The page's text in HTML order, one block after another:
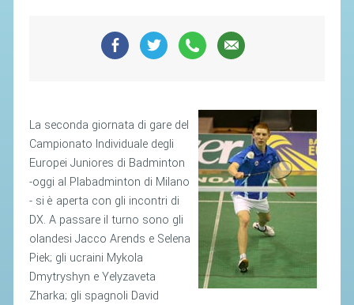
La seconda giornata di gare del
Campionato Individuale degli
Europei Juniores di Badminton
-oggi al Plabadminton di Milano
- si è aperta con gli incontri di
DX. A passare il turno sono gli
olandesi Jacco Arends e Selena
Piek; gli ucraini Mykola
Dmytryshyn e Yelyzaveta
Zharka; gli spagnoli David
CONTATTI
AVVISI E BANDI
RESPONSABILITÀ SOCIALE
SAFEGUARDING
RICHIESTA PATROCINIO
GIUSTIZIA FEDERALE
REGOLAMENTI
PROVVEDIMENTI